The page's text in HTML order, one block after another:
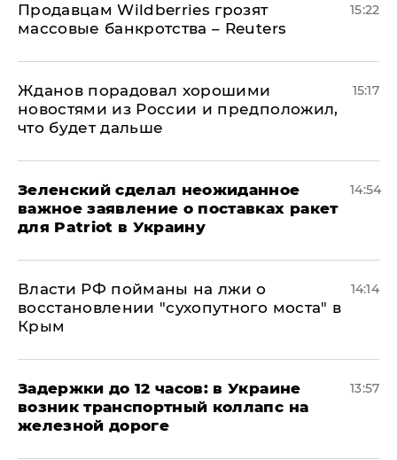
Продавцам Wildberries грозят
массовые банкротства – Reuters
15:22
Жданов порадовал хорошими
новостями из России и предположил,
что будет дальше
15:17
Зеленский сделал неожиданное
важное заявление о поставках ракет
для Patriot в Украину
14:54
Власти РФ пойманы на лжи о
восстановлении "сухопутного моста" в
Крым
14:14
Задержки до 12 часов: в Украине
возник транспортный коллапс на
железной дороге
13:57